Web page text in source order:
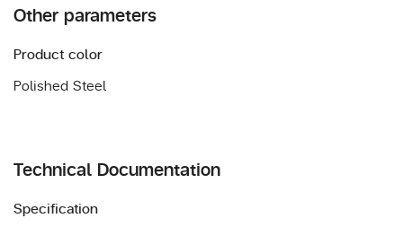
Other parameters
Product color
Polished Steel
Technical Documentation
Specification